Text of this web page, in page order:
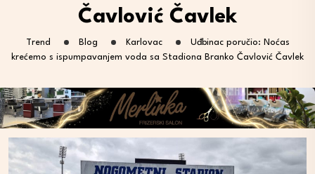
Čavlović Čavlek
Trend Blog Karlovac
Uđbinac poručio: Noćas
krećemo s ispumpavanjem voda sa Stadiona Branko Čavlović Čavlek